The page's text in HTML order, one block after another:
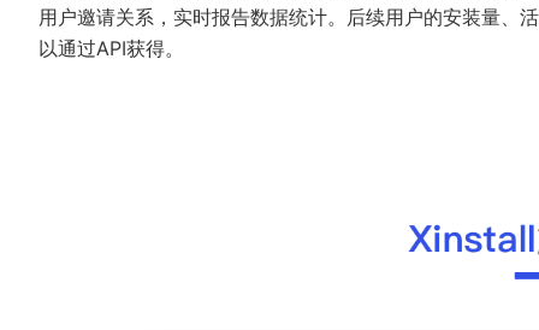
用户邀请关系，实时报告数据统计。后续用户的安装量、
以通过API获得。